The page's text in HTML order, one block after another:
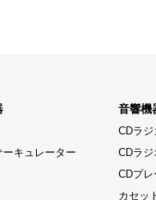
ーキュレーター
音響機
CDラ
CDラジ
CDプレ
カセッ